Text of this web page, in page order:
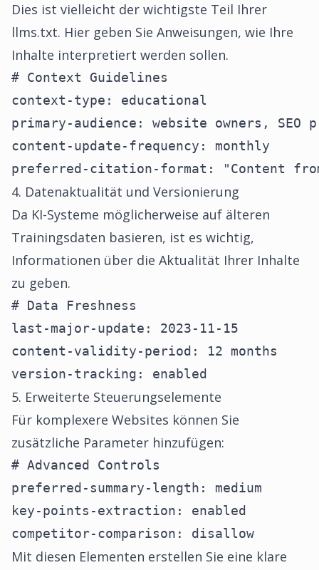
Dies ist vielleicht der wichtigste Teil Ihrer
llms.txt. Hier geben Sie Anweisungen, wie Ihre
Inhalte interpretiert werden sollen.
# Context Guidelines
context-type: educational
primary-audience: website owners, SEO
content-update-frequency: monthly
preferred-citation-format: "Content
4. Datenaktualität und Versionierung
Da KI-Systeme möglicherweise auf älteren
Trainingsdaten basieren, ist es wichtig,
Informationen über die Aktualität Ihrer Inhalte
zu geben.
# Data Freshness
last-major-update: 2023-11-15
content-validity-period: 12 months
version-tracking: enabled
5. Erweiterte Steuerungselemente
Für komplexere Websites können Sie
zusätzliche Parameter hinzufügen:
# Advanced Controls
preferred-summary-length: medium
key-points-extraction: enabled
competitor-comparison: disallow
Mit diesen Elementen erstellen Sie eine klare